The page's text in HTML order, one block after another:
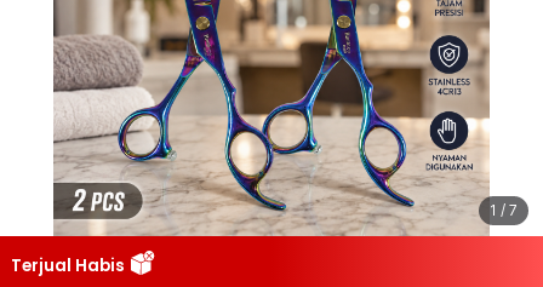
1 / 7
Terjual Habis